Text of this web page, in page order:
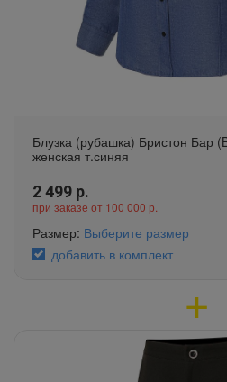
Блузка (рубашка) Бристон Бар
женская т.синяя
2 499 р.
при заказе от 100 000 р.
Размер: Выберите размер
добавить в комплект